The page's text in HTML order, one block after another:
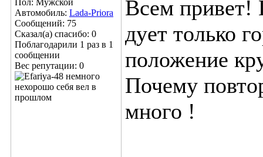
Пол: Мужской
Автомобиль: Lada-Priora
Сообщений: 75
Сказал(а) спасибо: 0
Поблагодарили 1 раз в 1
сообщении
Вес репутации: 0
Всем привет!
дует только
положение
Почему
много !